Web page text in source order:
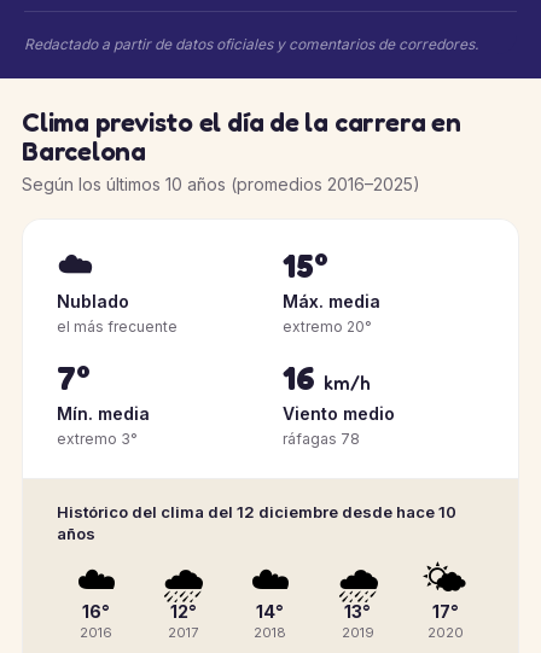
Redactado a partir de datos oficiales y comentarios de corredores.
Clima previsto el día de la carrera en
Barcelona
Según los últimos 10 años (promedios 2016–2025)
☁️
Nublado
el más frecuente
15°
Máx. media
extremo 20°
7°
Mín. media
extremo 3°
16 km/h
Viento medio
ráfagas 78
Histórico del clima del 12 diciembre desde hace 10
años
☁️
16°
2016
🌧️
12°
2017
☁️
14°
2018
🌧️
13°
2019
🌤️
17°
2020